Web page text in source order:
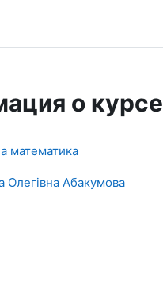
о курсе
математика
Олегівна Абакумова